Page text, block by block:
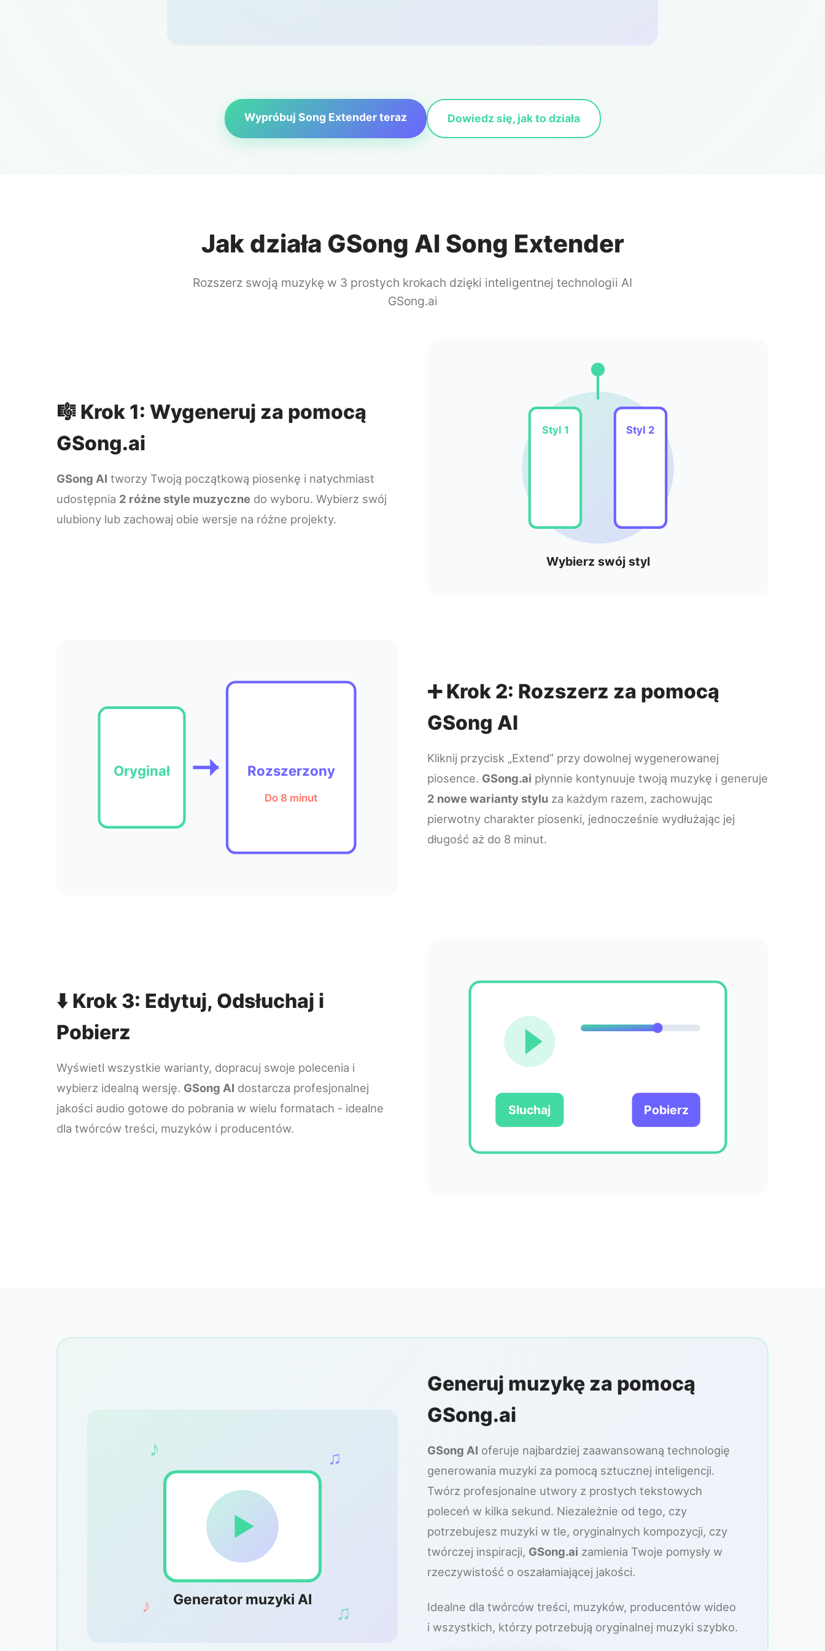
Wypróbuj Song Extender teraz Dowiedz się, jak to działa
Jak działa GSong AI Song Extender
Rozszerz swoją muzykę w 3 prostych krokach dzięki inteligentnej technologii AI
GSong.ai
🎼 Krok 1: Wygeneruj za pomocą
GSong.ai
GSong AI tworzy Twoją początkową piosenkę i natychmiast
udostępnia 2 różne style muzyczne do wyboru. Wybierz swój
ulubiony lub zachowaj obie wersje na różne projekty.
Styl 1 Styl 2
Wybierz swój styl
Oryginał Rozszerzony
Do 8 minut
➕ Krok 2: Rozszerz za pomocą
GSong AI
Kliknij przycisk „Extend” przy dowolnej wygenerowanej
piosence. GSong.ai płynnie kontynuuje twoją muzykę i generuje
2 nowe warianty stylu za każdym razem, zachowując
pierwotny charakter piosenki, jednocześnie wydłużając jej
długość aż do 8 minut.
⬇️ Krok 3: Edytuj, Odsłuchaj i
Pobierz
Wyświetl wszystkie warianty, dopracuj swoje polecenia i
wybierz idealną wersję. GSong AI dostarcza profesjonalnej
jakości audio gotowe do pobrania w wielu formatach - idealne
dla twórców treści, muzyków i producentów.
Słuchaj Pobierz
Generator muzyki AI
♪ ♫
♪ ♫
Generuj muzykę za pomocą
GSong.ai
GSong AI oferuje najbardziej zaawansowaną technologię
generowania muzyki za pomocą sztucznej inteligencji.
Twórz profesjonalne utwory z prostych tekstowych
poleceń w kilka sekund. Niezależnie od tego, czy
potrzebujesz muzyki w tle, oryginalnych kompozycji, czy
twórczej inspiracji, GSong.ai zamienia Twoje pomysły w
rzeczywistość o oszałamiającej jakości.
Idealne dla twórców treści, muzyków, producentów wideo
i wszystkich, którzy potrzebują oryginalnej muzyki szybko.